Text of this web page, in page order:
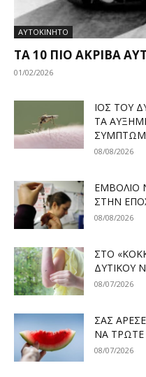
ΑΥΤΟΚΙΝΗΤΟ
ΤΑ 10 ΠΙΟ ΑΚΡΙΒΆ
01/02/2026
ΙΌΣ ΤΟΥ
ΤΑ
08/08/2026
ΕΜΒΌΛΙΟ
ΣΤΗΝ
08/08/2026
ΣΤΟ
ΔΥΤΙΚΟΎ
08/07/2026
ΣΑΣ
ΝΑ ΤΡΏΤΕ
08/07/2026